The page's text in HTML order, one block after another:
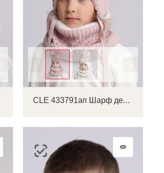
CLE 433791ап Шарф детский